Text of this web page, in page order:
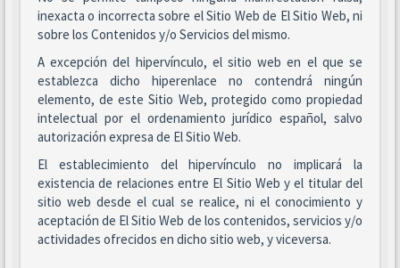
inexacta o incorrecta sobre el Sitio Web de El Sitio Web, ni
sobre los Contenidos y/o Servicios del mismo.
A excepción del hipervínculo, el sitio web en el que se
establezca dicho hiperenlace no contendrá ningún
elemento, de este Sitio Web, protegido como propiedad
intelectual por el ordenamiento jurídico español, salvo
autorización expresa de El Sitio Web.
El establecimiento del hipervínculo no implicará la
existencia de relaciones entre El Sitio Web y el titular del
sitio web desde el cual se realice, ni el conocimiento y
aceptación de El Sitio Web de los contenidos, servicios y/o
actividades ofrecidos en dicho sitio web, y viceversa.